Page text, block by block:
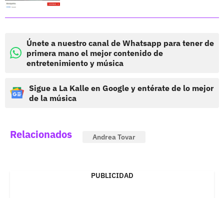
Únete a nuestro canal de Whatsapp para tener de
primera mano el mejor contenido de
entretenimiento y música
Sigue a La Kalle en Google y entérate de lo mejor
de la música
Relacionados Andrea Tovar
PUBLICIDAD